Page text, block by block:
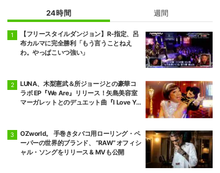
24時間 週間
【フリースタイルダンジョン】R-指定、呂
布カルマに完全勝利「もう言うことねえ
わ。やっぱこいつ強い」
LUNA、木梨憲武＆所ジョージとの豪華コ
ラボ EP『We Are』リリース！矢島美容室
マーガレットとのデュエット曲『I Love Yo
OZworld。 手巻きタバコ用ローリング・ペ
ーパーの世界的ブランド、 “RAW” オフィシ
ャル・ソングをリリース & MVも公開